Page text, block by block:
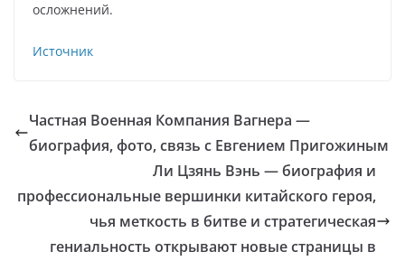
осложнений.
Источник
Частная Военная Компания Вагнера —
биография, фото, связь с Евгением Пригожиным
Ли Цзянь Вэнь — биография и
профессиональные вершинки китайского героя,
чья меткость в битве и стратегическая
гениальность открывают новые страницы в